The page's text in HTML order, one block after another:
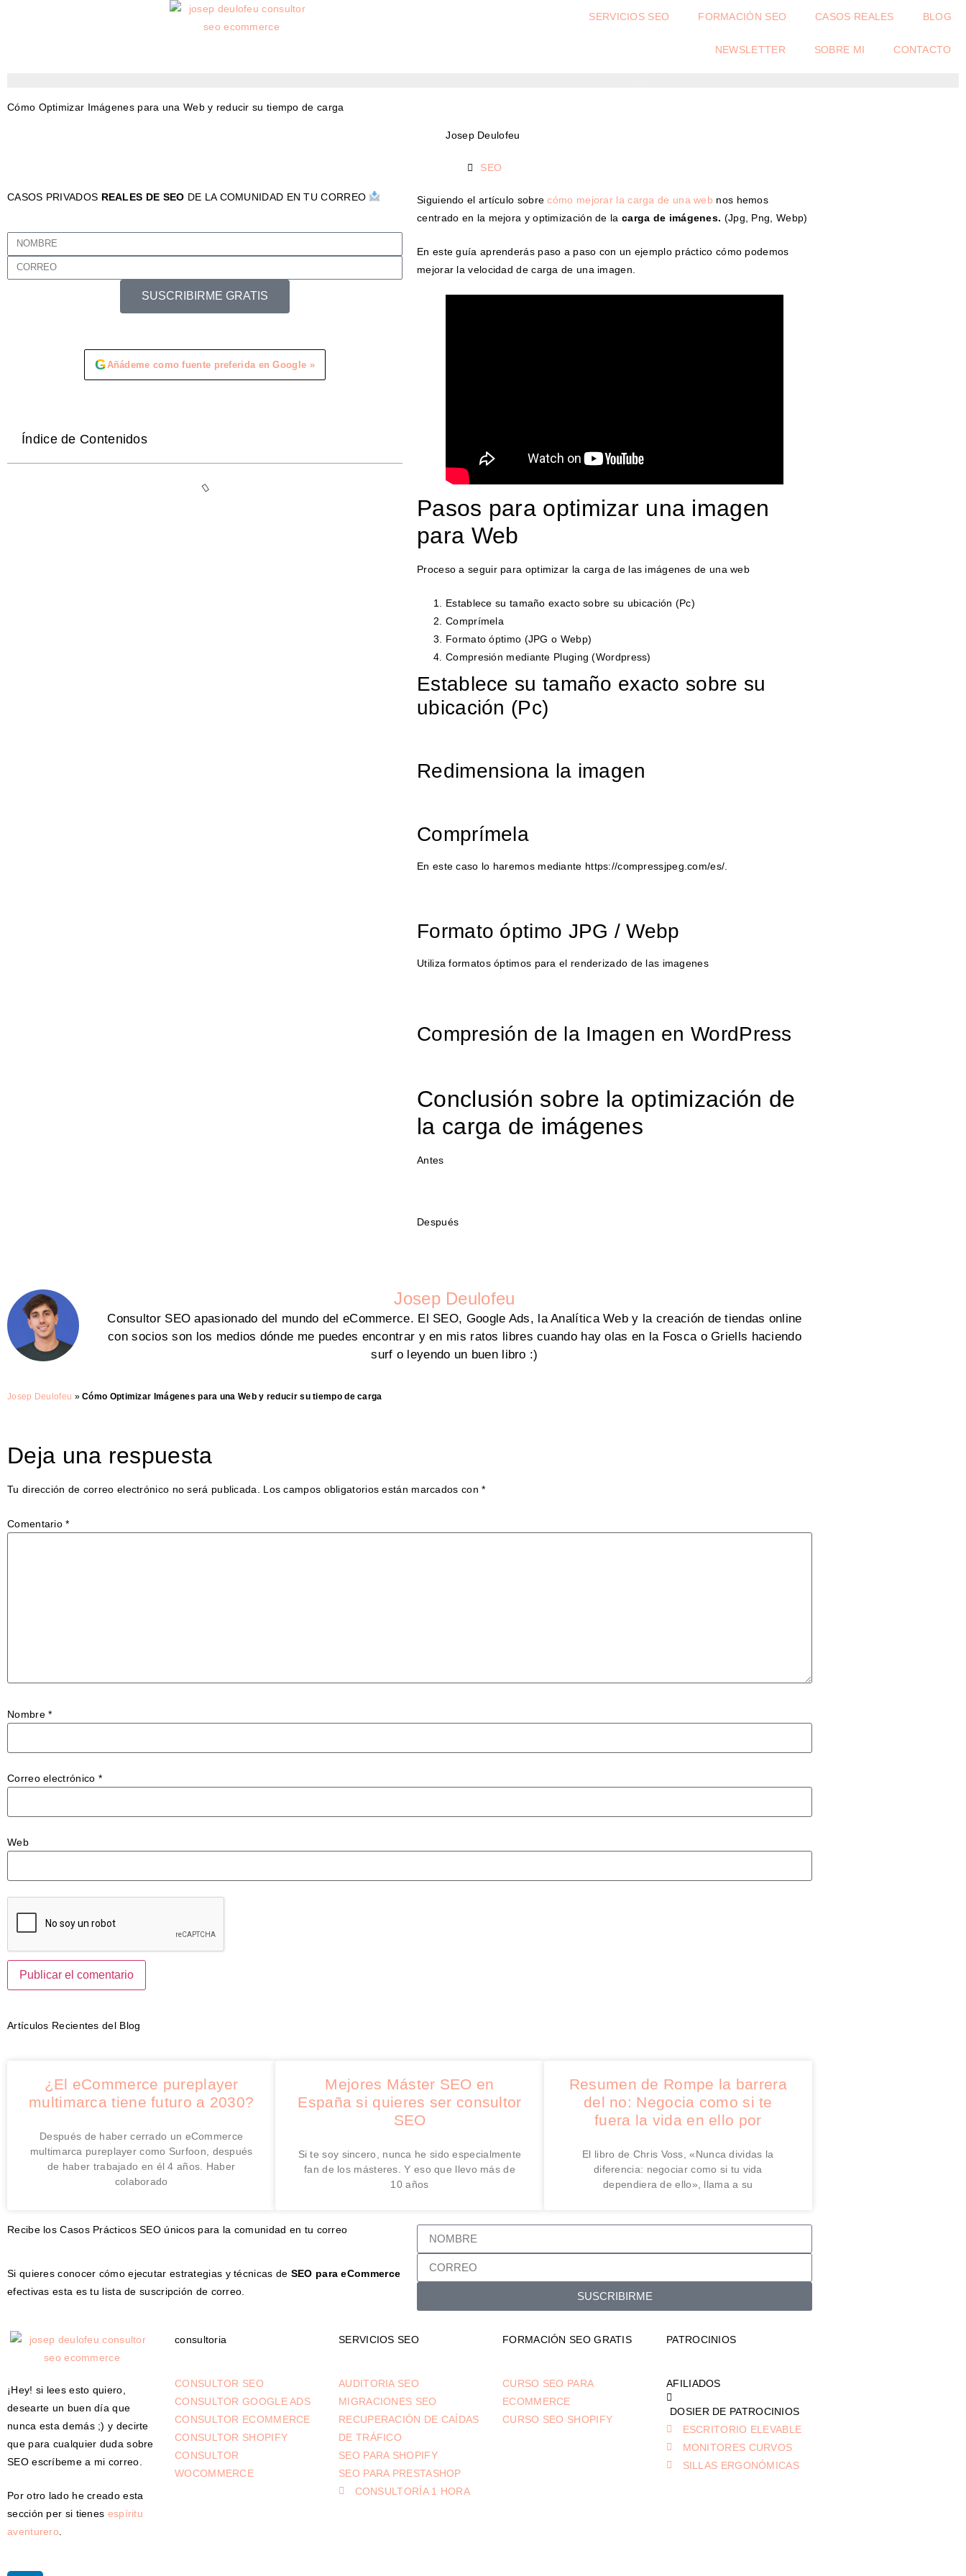
SERVICIOS SEO FORMACIÓN SEO CASOS REALES BLOG
NEWSLETTER SOBRE MI CONTACTO
Cómo Optimizar Imágenes para una Web y reducir su tiempo de carga
Josep Deulofeu
SEO
CASOS PRIVADOS REALES DE SEO DE LA COMUNIDAD EN TU CORREO
SUSCRIBIRME GRATIS
G Añádeme como fuente preferida en Google »
Índice de Contenidos
Siguiendo el artículo sobrecómo mejorar la carga de una web nos hemos
centrado en la mejora y optimización de la carga de imágenes. (Jpg, Png, Webp)
En este guía aprenderás paso a paso con un ejemplo práctico cómo podemos
mejorar la velocidad de carga de una imagen.
Pasos para optimizar una imagen
para Web
Proceso a seguir para optimizar la carga de las imágenes de una web
Establece su tamaño exacto sobre su ubicación (Pc)
Comprímela
Formato óptimo (JPG o Webp)
Compresión mediante Pluging (Wordpress)
Establece su tamaño exacto sobre su
ubicación (Pc)
Redimensiona la imagen
Comprímela
En este caso lo haremos mediante https://compressjpeg.com/es/.
Formato óptimo JPG / Webp
Utiliza formatos óptimos para el renderizado de las imagenes
Compresión de la Imagen en WordPress
Conclusión sobre la optimización de
la carga de imágenes
Antes
Después
Josep Deulofeu
Consultor SEO apasionado del mundo del eCommerce. El SEO, Google Ads, la Analítica Web y la creación de tiendas online
con socios son los medios dónde me puedes encontrar y en mis ratos libres cuando hay olas en la Fosca o Griells haciendo
surf o leyendo un buen libro :)
Josep Deulofeu »Cómo Optimizar Imágenes para una Web y reducir su tiempo de carga
Deja una respuesta
Tu dirección de correo electrónico no será publicada. Los campos obligatorios están marcados con*
Comentario*
Nombre*
Correo electrónico *
Web
Artículos Recientes del Blog
¿El eCommerce pureplayer
multimarca tiene futuro a 2030?
Después de haber cerrado un eCommerce
multimarca pureplayer como Surfoon, después
de haber trabajado en él 4 años. Haber
colaborado
Mejores Máster SEO en
España si quieres ser consultor
SEO
Si te soy sincero, nunca he sido especialmente
fan de los másteres. Y eso que llevo más de
10 años
Resumen de Rompe la barrera
del no: Negocia como si te
fuera la vida en ello por
El libro de Chris Voss, «Nunca dividas la
diferencia: negociar como si tu vida
dependiera de ello», llama a su
Recibe los Casos Prácticos SEO únicos para la comunidad en tu correo
Si quieres conocer cómo ejecutar estrategias y técnicas de SEO para eCommerce
efectivas esta es tu lista de suscripción de correo.
SUSCRIBIRME
¡Hey! si lees esto quiero,
desearte un buen día que
nunca esta demás ;) y decirte
que para cualquier duda sobre
SEO escríbeme a mi correo.
Por otro lado he creado esta
sección per si tienes espíritu
aventurero
consultoria
CONSULTOR SEO
CONSULTOR GOOGLE ADS
CONSULTOR ECOMMERCE
CONSULTOR SHOPIFY
CONSULTOR
WOCOMMERCE
SERVICIOS SEO
AUDITORIA SEO
MIGRACIONES SEO
RECUPERACIÓN DE CAÍDAS
DE TRÁFICO
SEO PARA SHOPIFY
SEO PARA PRESTASHOP
CONSULTORÍA 1 HORA
FORMACIÓN SEO GRATIS
CURSO SEO PARA
ECOMMERCE
CURSO SEO SHOPIFY
PATROCINIOS
AFILIADOS
DOSIER DE PATROCINIOS
ESCRITORIO ELEVABLE
MONITORES CURVOS
SILLAS ERGONÓMICAS